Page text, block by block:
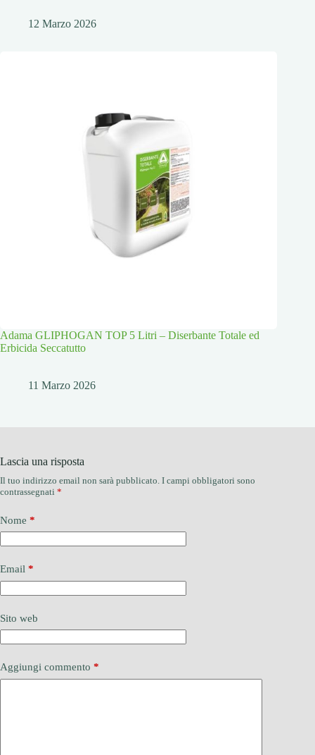
12 Marzo 2026
Adama GLIPHOGAN TOP 5 Litri – Diserbante Totale ed
Erbicida Seccatutto
11 Marzo 2026
Lascia una risposta
Il tuo indirizzo email non sarà pubblicato. I campi obbligatori sono
contrassegnati *
Nome *
Email *
Sito web
Aggiungi commento *